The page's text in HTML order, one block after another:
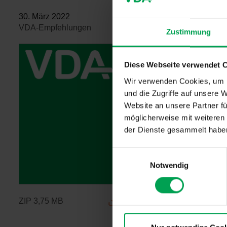
Zustimmung
Diese Webseite verwendet
Wir verwenden Cookies,
und die Zugriffe auf unsere
Website an unsere Partner
möglicherweise mit
der Dienste gesammelt
i
Notwendig
30. März 2022
VDA-Empfehlungen
ZIP 3,75 MB